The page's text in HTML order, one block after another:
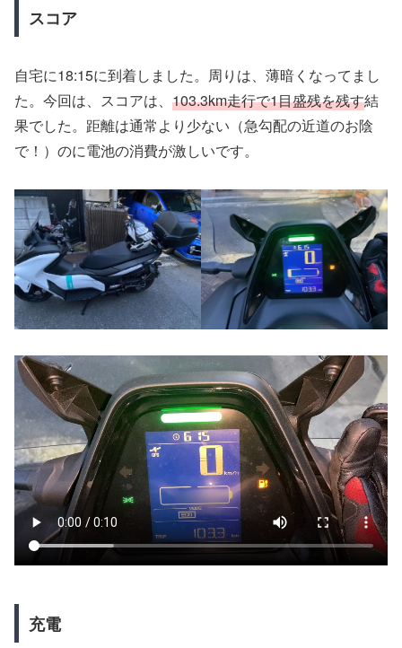
スコア
自宅に18:15に到着しました。周りは、薄暗くなってまし
た。今回は、スコアは、 103.3km走行で1目盛残を残す結
果でした。距離は通常より少ない（急勾配の近道のお陰
で！）のに電池の消費が激しいです。
充電